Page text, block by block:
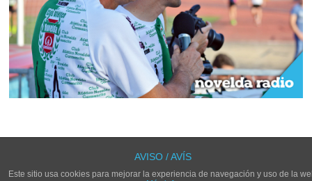
LOS COMENTARIOS Y TRACKBACKS ESTÁN CERRADOS.
AVISO / AVÍS
Este sitio usa cookies para mejorar la experiencia de navegación y uso de la